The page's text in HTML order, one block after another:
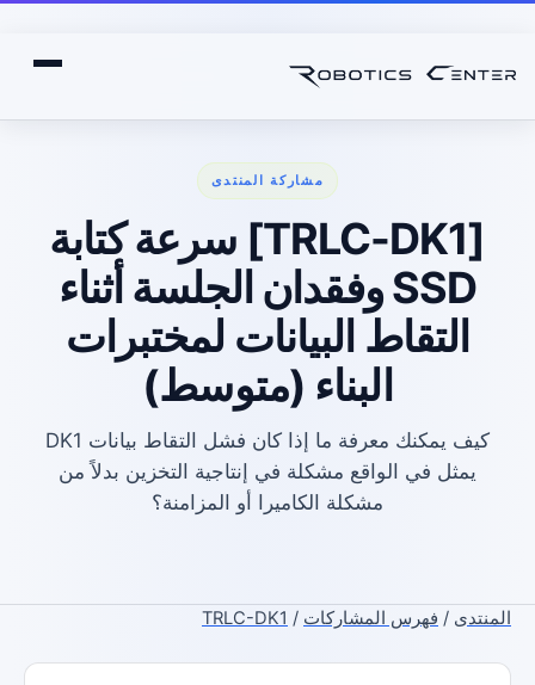
مشاركة المنتدى
[TRLC-DK1] سرعة كتابة
SSD وفقدان الجلسة أثناء
التقاط البيانات لمختبرات
البناء (متوسط)
كيف يمكنك معرفة ما إذا كان فشل التقاط بيانات DK1
يمثل في الواقع مشكلة في إنتاجية التخزين بدلاً من
مشكلة الكاميرا أو المزامنة؟
المنتدى / فهرس المشاركات /
TRLC-DK1